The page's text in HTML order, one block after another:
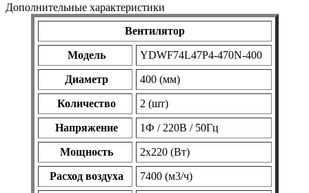
Дополнительные характеристики
Вентилятор
Модель YDWF74L47P4-470N-400
Диаметр 400 (мм)
Количество 2 (шт)
Напряжение 1Ф / 220В / 50Гц
Мощность 2х220 (Вт)
Расход воздуха 7400 (м3/ч)